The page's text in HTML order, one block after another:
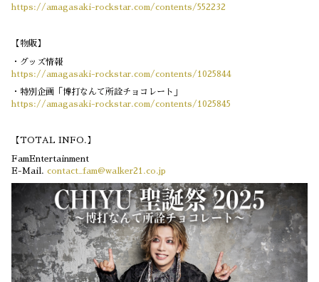
https://amagasaki-rockstar.com/contents/552232
【物販】
・グッズ情報
https://amagasaki-rockstar.com/contents/1025844
・特別企画「博打なんて所詮チョコレート」
https://amagasaki-rockstar.com/contents/1025845
【TOTAL INFO.】
FamEntertainment
E-Mail. contact_fam@walker21.co.jp